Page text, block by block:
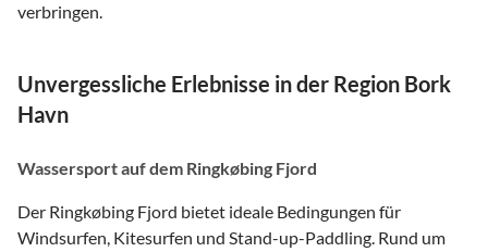
verbringen.
Unvergessliche Erlebnisse in der Region Bork
Havn
Wassersport auf dem Ringkøbing Fjord
Der Ringkøbing Fjord bietet ideale Bedingungen für
Windsurfen, Kitesurfen und Stand-up-Paddling. Rund um